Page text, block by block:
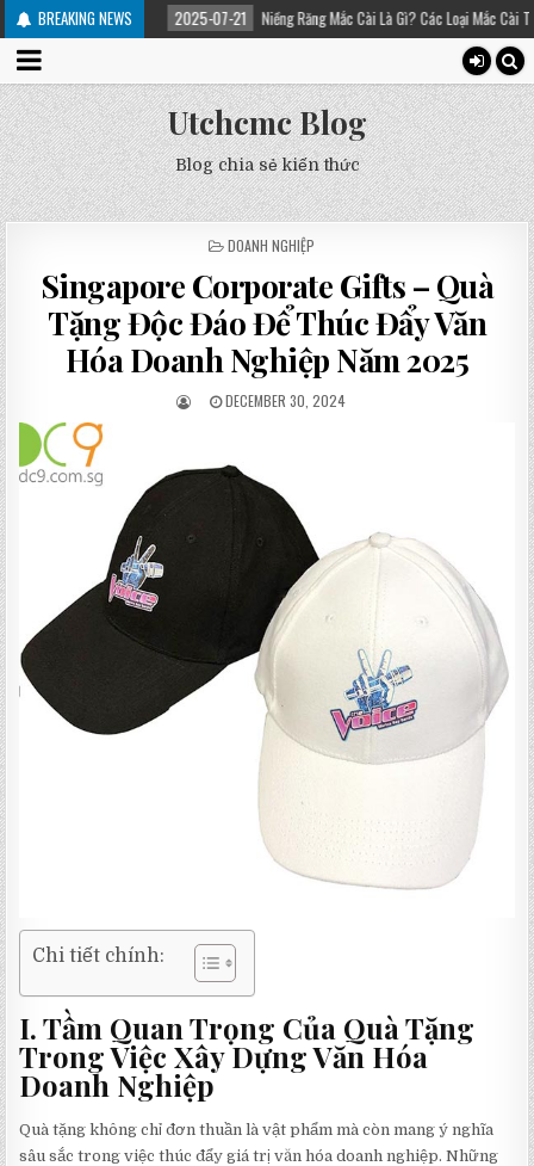
BREAKING NEWS
trị 2025-07-21 Niềng Răng Mắc Cài Là Gì? Các Loại Mắc Cài Trong Niềng
Utchcmc Blog
Blog chia sẻ kiến thức
POSTED
DOANH NGHIỆP
Singapore Corporate Gifts – Quà
Tặng Độc Đáo Để Thúc Đẩy Văn
Hóa Doanh Nghiệp Năm 2025
DECEMBER 30, 2024
Chi tiết chính:
I. Tầm Quan Trọng Của Quà Tặng
Trong Việc Xây Dựng Văn Hóa
Doanh Nghiệp
Quà tặng không chỉ đơn thuần là vật phẩm mà còn mang ý nghĩa
sâu sắc trong việc thúc đẩy giá trị văn hóa doanh nghiệp. Những